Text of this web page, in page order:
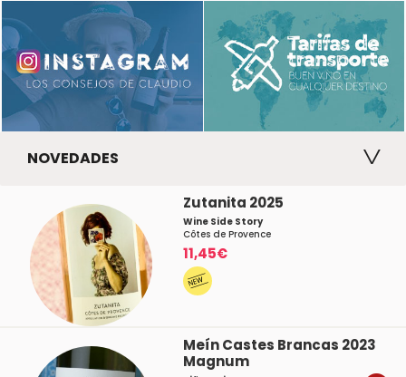
NOVEDADES
Zutanita 2025
Wine Side Story
Côtes de Provence
11,45€
Meín Castes Brancas 2023
Magnum